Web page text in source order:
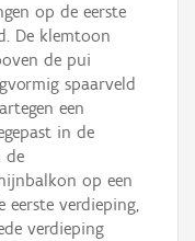
op de eerste
De klemtoon
de pui
spaarveld
een
in de
de
op een
eerste verdieping,
verdieping